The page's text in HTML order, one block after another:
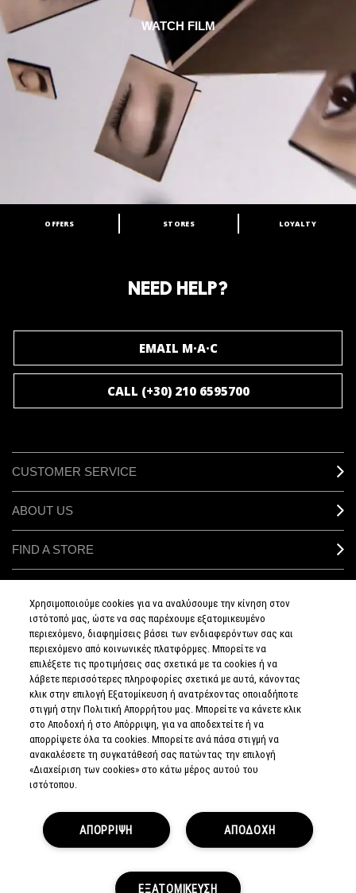
WATCH FILM
ARE YOU A M·A·C LOVER?
OFFERS STORES LOYALTY
NEED HELP?
EMAIL M·A·C
CALL (+30) 210 6595700
CUSTOMER SERVICE
ABOUT US
FIND A STORE
SIGN UP FOR EMAIL
My M•A•C / SIGN IN
CONNECT
PRIVACY POLICY
TERMS & CONDITIONS
TERMS OF SALE
COUNTERFEIT EDUCATION
MANAGE SITE COOKIES
Χρησιμοποιούμε cookies για να αναλύσουμε την κίνηση στον
ιστότοπό μας, ώστε να σας παρέχουμε εξατομικευμένο
περιεχόμενο, διαφημίσεις βάσει των ενδιαφερόντων σας και
περιεχόμενο από κοινωνικές πλατφόρμες. Μπορείτε να
επιλέξετε τις προτιμήσεις σας σχετικά με τα cookies ή να
λάβετε περισσότερες πληροφορίες σχετικά με αυτά, κάνοντας
κλικ στην επιλογή Εξατομίκευση ή ανατρέχοντας οποιαδήποτε
στιγμή στην Πολιτική Απορρήτου μας. Μπορείτε να κάνετε κλικ
στο Αποδοχή ή στο Απόρριψη, για να αποδεχτείτε ή να
απορρίψετε όλα τα cookies. Μπορείτε ανά πάσα στιγμή να
ανακαλέσετε τη συγκατάθεσή σας πατώντας την επιλογή
«Διαχείριση των cookies» στο κάτω μέρος αυτού του
ιστότοπου.
ΑΠΟΔΟΧΗ
ΑΠΟΡΡΙΨΗ
ΕΞΑΤΟΜΙΚΕΥΣΗ